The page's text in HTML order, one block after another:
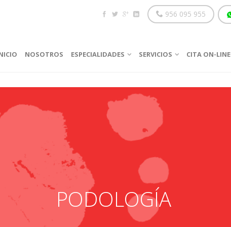
956 095 955
NOSOTROS ESPECIALIDADES SERVICIOS CITA ON-LINE
PODOLOGÍA